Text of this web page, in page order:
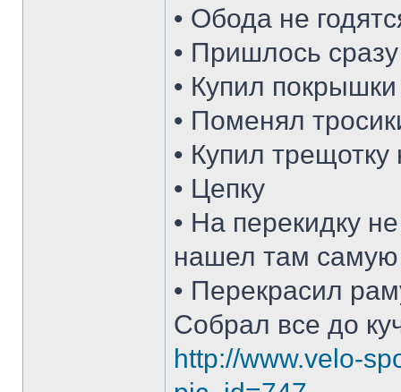
• Обода не
• Пришлось
• Купил покрышки
• Поменял
• Купил трещотку
• Цепку
• На перекидку
нашел там
• Перекрасил
Собрал все до
http://www.velo-